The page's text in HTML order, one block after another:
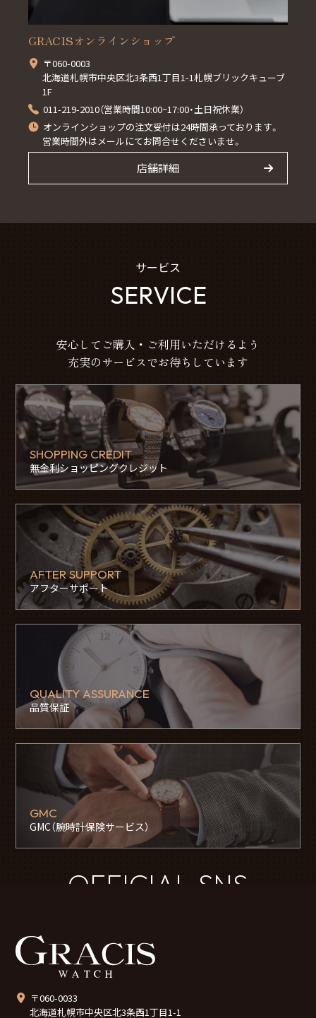
GRACISオンラインショップ
〒060-0003
北海道札幌市中央区北3条西1丁目1-1札幌ブリックキューブ
1F
011-219-2010（営業時間10:00~17:00・土日祝休業）
オンラインショップの注文受付は24時間承っております。
営業時間外はメールにてお問合せくださいませ。
店舗詳細
サービス
SERVICE
安心してご購入・ご利用いただけるよう
充実のサービスでお待ちしています
SHOPPING CREDIT
無金利ショッピングクレジット
AFTER SUPPORT
アフターサポート
QUALITY ASSURANCE
品質保証
GMC
GMC（腕時計保険サービス）
OFFICIAL SNS
〒060-0033
北海道札幌市中央区北3条西1丁目1-1